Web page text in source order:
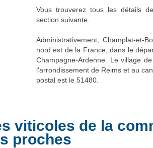
Vous trouverez tous les détails
section suivante.
Administrativement, Champlat-et-
nord est de la France, dans le
Champagne-Ardenne. Le village
l'arrondissement de Reims et au
postal est le 51480.
viticoles de la
proches